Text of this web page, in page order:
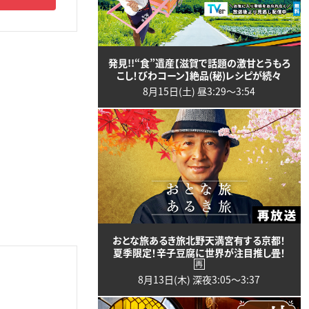
発見!!“食”遺産【滋賀で話題の激甘とうもろ
こし！びわコーン】絶品(秘)レシピが続々
8月15日(土) 昼3:29〜3:54
おとな旅あるき旅北野天満宮有する京都！
夏季限定！辛子豆腐に世界が注目推し畳！
再
8月13日(木) 深夜3:05〜3:37